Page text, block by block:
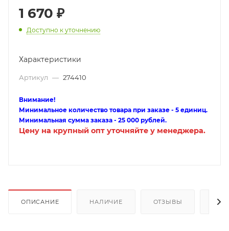
1 670 ₽
Доступно к уточнению
Характеристики
Артикул — 274410
Внимание!
Минимальное количество товара при заказе - 5 единиц.
Минимальная сумма заказа - 25 000 рублей.
Цену на крупный опт уточняйте у менеджера.
ОПИСАНИЕ НАЛИЧИЕ ОТЗЫВЫ